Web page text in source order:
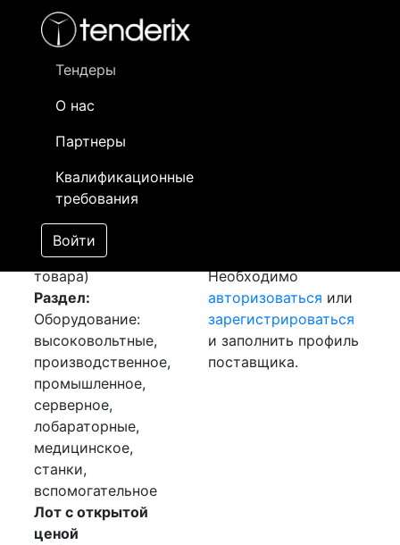
Тендеры
О нас
Партнеры
Квалификационные
требования
Войти
- активный лот
- сохраненный лот (не опубликован)
Закуп: Дизель
генератор
[Завершен]
Лот №:6397
АУКЦИОН (покупка
товара)
Раздел:
Оборудование:
высоковольтные,
производственное,
промышленное,
серверное,
лобараторные,
медицинское,
станки,
вспомогательное
Лот с открытой
ценой
Необходимо
авторизоваться или
зарегистрироваться
и заполнить профиль
поставщика.